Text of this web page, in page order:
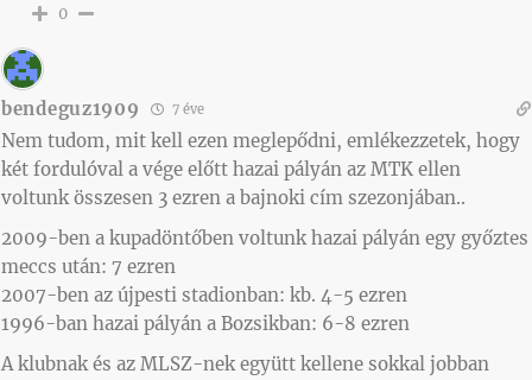
0
bendeguz1909 7 éve
Nem tudom, mit kell ezen meglepődni, emlékezzetek, hogy
két fordulóval a vége előtt hazai pályán az MTK ellen
voltunk összesen 3 ezren a bajnoki cím szezonjában..
2009-ben a kupadöntőben voltunk hazai pályán egy győztes
meccs után: 7 ezren
2007-ben az újpesti stadionban: kb. 4-5 ezren
1996-ban hazai pályán a Bozsikban: 6-8 ezren
A klubnak és az MLSZ-nek együtt kellene sokkal jobban